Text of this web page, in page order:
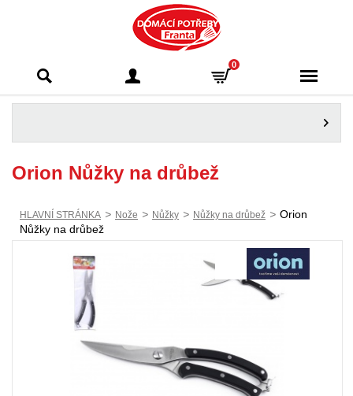
Franta - Příbram
0
Orion Nůžky na drůbež
HLAVNÍ STRÁNKA > Nože > Nůžky > Nůžky na drůbež > Orion
Nůžky na drůbež